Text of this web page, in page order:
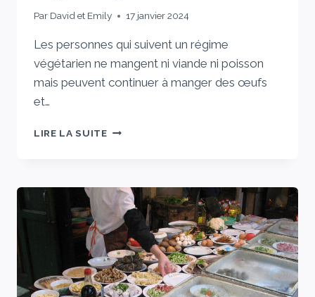
Par David et Emily 17 janvier 2024
Les personnes qui suivent un régime
végétarien ne mangent ni viande ni poisson
mais peuvent continuer à manger des œufs
et…
LIRE LA SUITECE
SUR
LE
RÉGIME
VÉGÉTARIEN